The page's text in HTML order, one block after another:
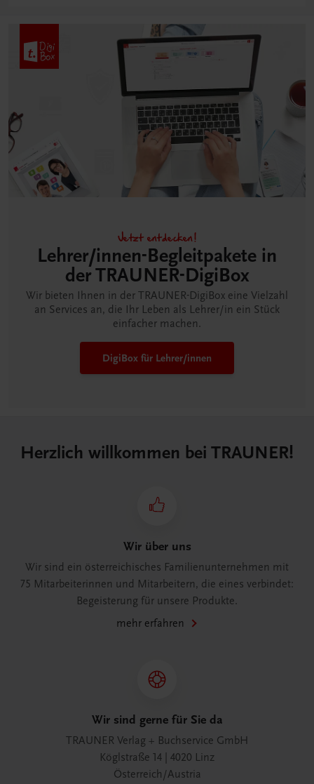
Jetzt entdecken!
Lehrer/innen-Begleitpakete in
der TRAUNER-DigiBox
Wir bieten Ihnen in der TRAUNER-DigiBox eine Vielzahl
an Services an, die Ihr Leben als Lehrer/in ein Stück
einfacher machen.
DigiBox für Lehrer/innen
Herzlich willkommen bei TRAUNER!
Wir über uns
Wir sind ein österreichisches Familienunternehmen mit
75 Mitarbeiterinnen und Mitarbeitern, die eines verbindet:
Begeisterung für unsere Produkte.
mehr erfahren
Wir sind gerne für Sie da
TRAUNER Verlag + Buchservice GmbH
Köglstraße 14 | 4020 Linz
Österreich/Austria